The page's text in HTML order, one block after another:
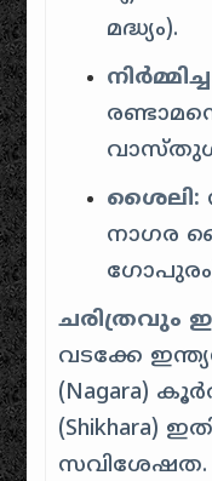
മദ്ധ്യം).
ശൈലി:
നാഗര
ചരിത്രവും
വടക്കേ
(Nagara)
(Shikhara)
സവിശേഷത.